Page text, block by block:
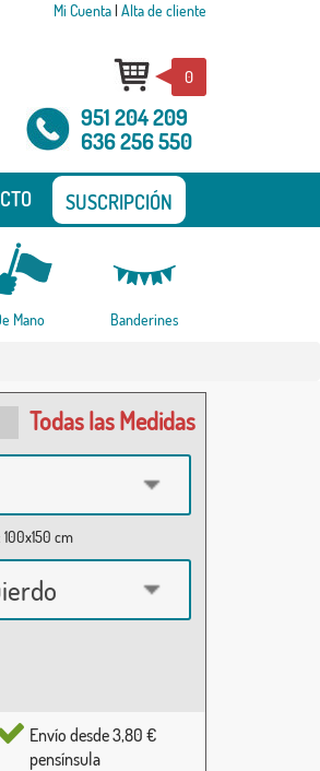
Mi Cuenta| Alta de cliente
0
951 204 209
636 256 550
SUSCRIPCIÓN
Mano Banderines
Todas las Medidas
cm
Envío desde 3,80 €
pensínsula